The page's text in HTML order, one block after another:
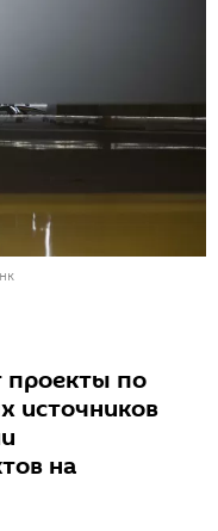
проекты по
источников
на